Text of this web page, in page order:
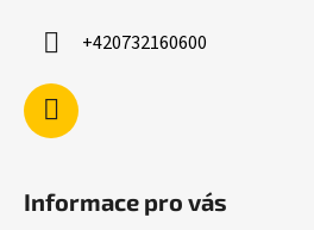
+420732160600
Informace pro vás